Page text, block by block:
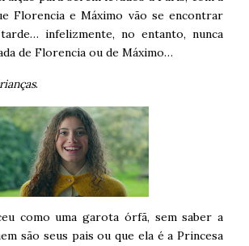
Florencia e Máximo vão se encontrar
infelizmente, no entanto, nunca
de Florencia ou de Máximo…
.
como uma garota órfã, sem saber a
são seus pais ou que ela é a Princesa